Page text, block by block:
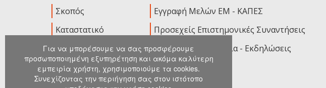
Σκοπός
Καταστατικό
Ιδρυτικά Μέλη
Διοικούσα
Επιτροπή
Εγγραφή Μελών ΕΜ - ΚΑΠΕΣ
Προσεχείς Επιστημονικές Συναντήσεις
Παλαιότερα Συνέδρια - Εκδηλώσεις
Ανακοινώσεις
Για να μπορέσουμε να σας προσφέρουμε
προσωποποιημένη εξυπηρέτηση και ακόμα καλύτερη
εμπειρία χρήστη, χρησιμοποιούμε τα cookies.
Συνεχίζοντας την περιήγηση σας στον ιστότοπο